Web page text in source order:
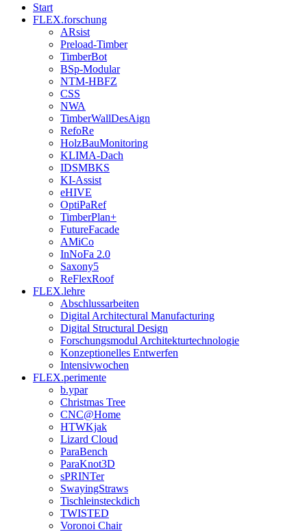
Start
FLEX.forschung
ARsist
Preload-Timber
TimberBot
BSp-Modular
NTM-HBFZ
CSS
NWA
TimberWallDesAign
RefoRe
HolzBauMonitoring
KLIMA-Dach
IDSMBKS
KI-Assist
eHIVE
OptiPaRef
TimberPlan+
FutureFacade
AMiCo
InNoFa 2.0
Saxony5
ReFlexRoof
FLEX.lehre
Abschlussarbeiten
Digital Architectural Manufacturing
Digital Structural Design
Forschungsmodul Architekturtechnologie
Konzeptionelles Entwerfen
Intensivwochen
FLEX.perimente
b.ypar
Christmas Tree
CNC@Home
HTWKjak
Lizard Cloud
ParaBench
ParaKnot3D
sPRINTer
SwayingStraws
Tischleinsteckdich
TWISTED
Voronoi Chair